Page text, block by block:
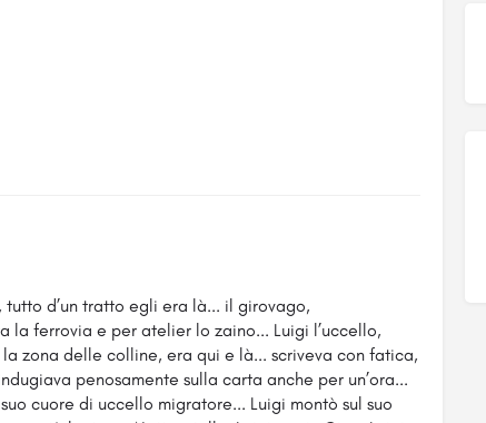
d’un tratto egli era là... il girovago,
la ferrovia e per atelier lo zaino... Luigi l’uccello,
zona delle colline, era qui e là... scriveva con fatica,
penosamente sulla carta anche per un’ora...
cuore di uccello migratore... Luigi montò sul suo